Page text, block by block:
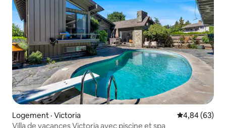
Logement · Victoria Note
4,84 (63)
Villa de vacances Victoria avec piscine et spa